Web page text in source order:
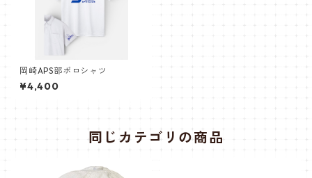
岡崎APS部ポロシャツ
¥4,400
同じカテゴリの商品